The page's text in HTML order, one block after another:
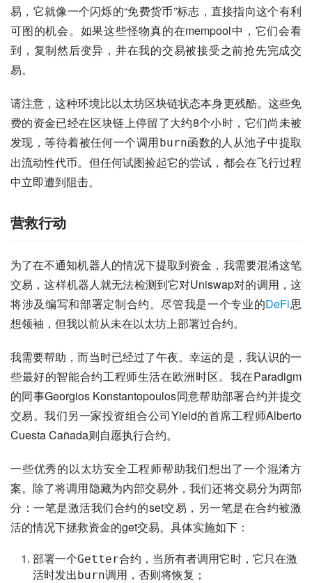
易，它就像一个闪烁的“免费货币”标志，直接指向这个有利
可图的机会。如果这些怪物真的在mempool中，它们会看
到，复制然后变异，并在我的交易被接受之前抢先完成交
易。
请注意，这种环境比以太坊区块链状态本身更残酷。这些免
费的资金已经在区块链上停留了大约8个小时，它们尚未被
发现，等待着被任何一个调用burn函数的人从池子中提取
出流动性代币。但任何试图捡起它的尝试，都会在飞行过程
中立即遭到阻击。
营救行动
为了在不通知机器人的情况下提取到资金，我需要混淆这笔
交易，这样机器人就无法检测到它对Uniswap对的调用，这
将涉及编写和部署定制合约。尽管我是一个专业的DeFi思
想领袖，但我以前从未在以太坊上部署过合约。
我需要帮助，而当时已经过了午夜。幸运的是，我认识的一
些最好的智能合约工程师生活在欧洲时区。我在Paradigm
的同事Georgios Konstantopoulos同意帮助部署合约并提交
交易。我们另一家投资组合公司Yield的首席工程师Alberto
Cuesta Cañada则自愿执行合约。
一些优秀的以太坊安全工程师帮助我们想出了一个混淆方
案。除了将调用隐藏为内部交易外，我们还将交易分为两部
分：一笔是激活我们合约的set交易，另一笔是在合约被激
活的情况下拯救资金的get交易。具体实施如下：
部署一个Getter合约，当所有者调用它时，它只在激
活时发出burn调用，否则将恢复；